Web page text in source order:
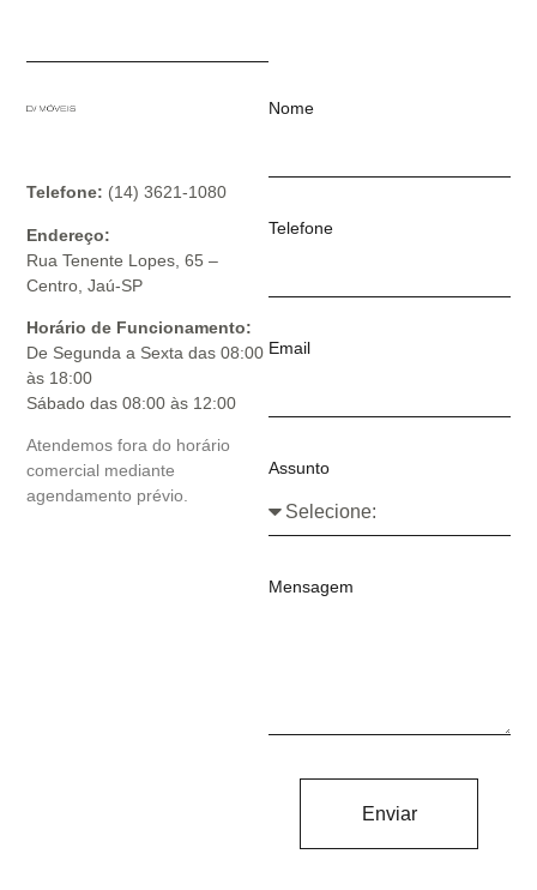
Telefone: (14) 3621-1080
Endereço:
Rua Tenente Lopes, 65 –
Centro, Jaú-SP
Horário de Funcionamento:
De Segunda a Sexta das 08:00
às 18:00
Sábado das 08:00 às 12:00
Atendemos fora do horário
comercial mediante
agendamento prévio.
Nome
Telefone
Email
Assunto
Mensagem
Enviar